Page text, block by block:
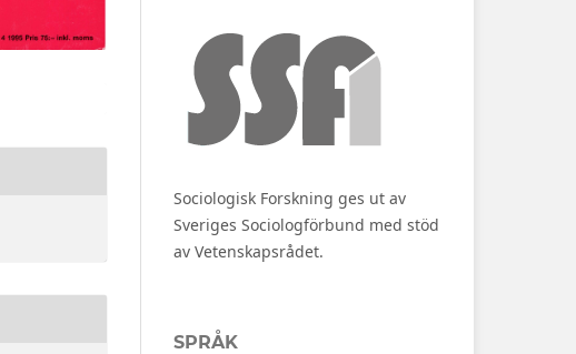
Sociologisk Forskning ges ut av
Sveriges Sociologförbund med stöd
av Vetenskapsrådet.
SPRÅK